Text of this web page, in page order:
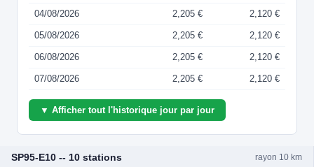
04/08/2026 2,205 € 2,120 €
05/08/2026 2,205 € 2,120 €
06/08/2026 2,205 € 2,120 €
07/08/2026 2,205 € 2,120 €
▼ Afficher tout l'historique jour par jour
SP95-E10 -- 10 stations rayon 10 km